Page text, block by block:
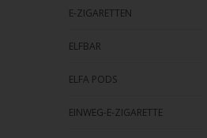
E-ZIGARETTEN
ELFBAR
ELFA PODS
EINWEG-E-ZIGARETTE